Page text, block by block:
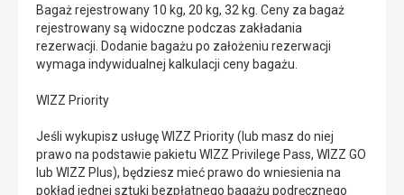
Bagaż rejestrowany 10 kg, 20 kg, 32 kg. Ceny za bagaż
rejestrowany są widoczne podczas zakładania
rezerwacji. Dodanie bagażu po założeniu rezerwacji
wymaga indywidualnej kalkulacji ceny bagażu.
WIZZ Priority
Jeśli wykupisz usługę WIZZ Priority (lub masz do niej
prawo na podstawie pakietu WIZZ Privilege Pass, WIZZ GO
lub WIZZ Plus), będziesz mieć prawo do wniesienia na
pokład jednej sztuki bezpłatnego bagażu podręcznego